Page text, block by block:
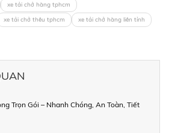
xe tải chở hàng tphcm
xe tải chở thêu tphcm
xe tải chở hàng liên tỉnh
Trọn Gói – Nhanh Chóng, An Toàn, Tiết